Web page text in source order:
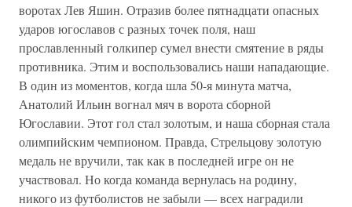
воротах Лев Яшин. Отразив более пятнадцати опасных
ударов югославов с разных точек поля, наш
прославленный голкипер сумел внести смятение в ряды
противника. Этим и воспользовались наши нападающие.
В один из моментов, когда шла 50-я минута матча,
Анатолий Ильин вогнал мяч в ворота сборной
Югославии. Этот гол стал золотым, и наша сборная стала
олимпийским чемпионом. Правда, Стрельцову золотую
медаль не вручили, так как в последней игре он не
участвовал. Но когда команда вернулась на родину,
никого из футболистов не забыли — всех наградили